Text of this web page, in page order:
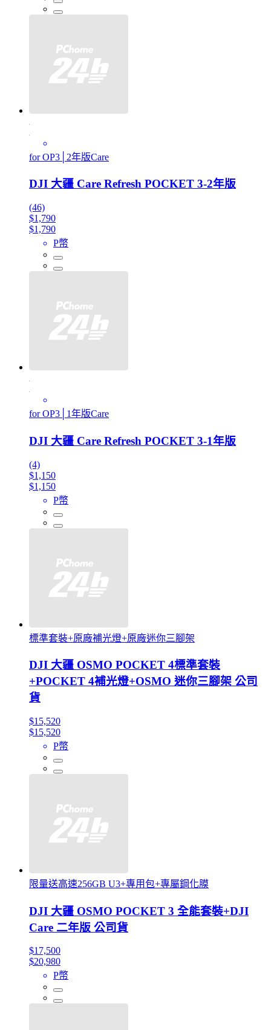
for OP3│2年版Care
DJI 大疆 Care Refresh POCKET 3-2年版
(46)
$1,790
$1,790
P幣
for OP3│1年版Care
DJI 大疆 Care Refresh POCKET 3-1年版
(4)
$1,150
$1,150
P幣
標準套裝+原廠補光燈+原廠迷你三腳架
DJI 大疆 OSMO POCKET 4標準套裝
+POCKET 4補光燈+OSMO 迷你三腳架 公司
貨
$15,520
$15,520
P幣
限量送高速256GB U3+專用包+專屬鋼化膜
DJI 大疆 OSMO POCKET 3 全能套裝+DJI
Care 二年版 公司貨
$17,500
$20,980
P幣